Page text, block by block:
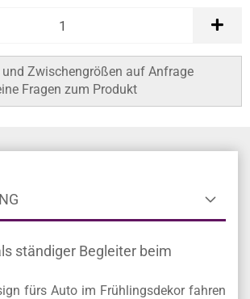
und Zwischengrößen auf Anfrage
Fragen zum Produkt
ständiger Begleiter beim
fürs Auto im Frühlingsdekor fahren